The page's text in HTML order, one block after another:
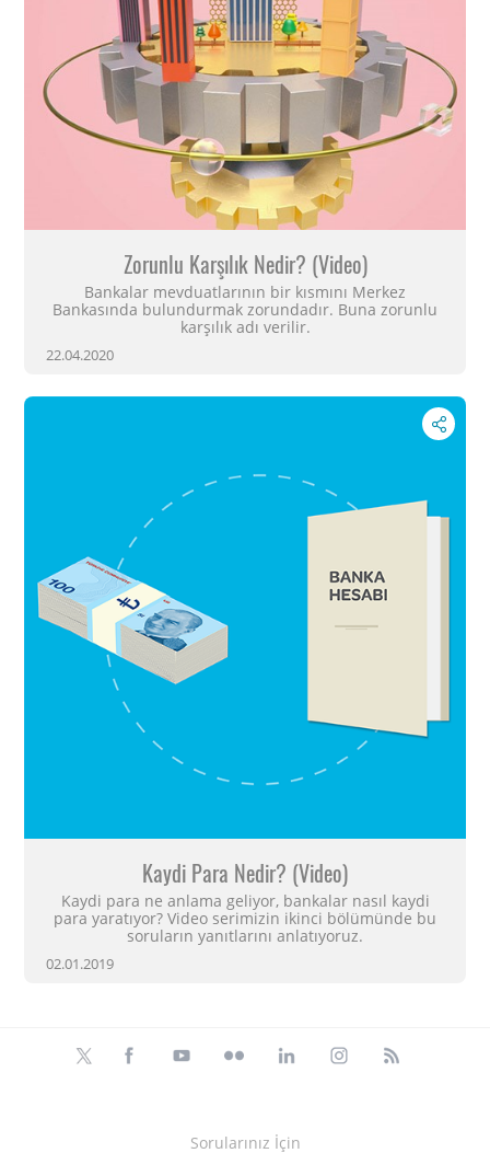
Zorunlu Karşılık Nedir? (Video)
Bankalar mevduatlarının bir kısmını Merkez
Bankasında bulundurmak zorundadır. Buna zorunlu
karşılık adı verilir.
22.04.2020
Kaydi Para Nedir? (Video)
Kaydi para ne anlama geliyor, bankalar nasıl kaydi
para yaratıyor? Video serimizin ikinci bölümünde bu
soruların yanıtlarını anlatıyoruz.
02.01.2019
Sorularınız İçin